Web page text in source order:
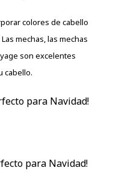
colores de cabello
mechas, las mechas
son excelentes
cabello.